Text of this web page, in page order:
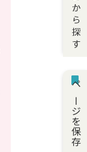
ページを保存